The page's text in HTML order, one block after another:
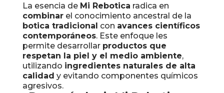
La esencia de Mi Rebotica radica en
combinarel conocimiento ancestral de la
botica tradicional con avances científicos
contemporáneos. Este enfoque les
permite desarrollar productos que
respetan la piel y el medio ambiente,
utilizando ingredientes naturales de alta
calidad y evitando componentes químicos
agresivos.